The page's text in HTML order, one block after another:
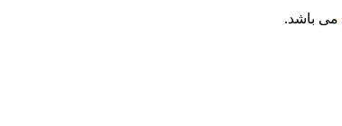
می باشد.